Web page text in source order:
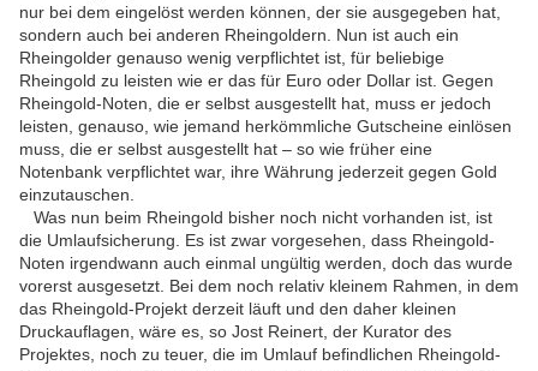
nur bei dem eingelöst werden können, der sie ausgegeben hat,
sondern auch bei anderen Rheingoldern. Nun ist auch ein
Rheingolder genauso wenig verpflichtet ist, für beliebige
Rheingold zu leisten wie er das für Euro oder Dollar ist. Gegen
Rheingold-Noten, die er selbst ausgestellt hat, muss er jedoch
leisten, genauso, wie jemand herkömmliche Gutscheine einlösen
muss, die er selbst ausgestellt hat – so wie früher eine
Notenbank verpflichtet war, ihre Währung jederzeit gegen Gold
einzutauschen.
Was nun beim Rheingold bisher noch nicht vorhanden ist, ist
die Umlaufsicherung. Es ist zwar vorgesehen, dass Rheingold-
Noten irgendwann auch einmal ungültig werden, doch das wurde
vorerst ausgesetzt. Bei dem noch relativ kleinem Rahmen, in dem
das Rheingold-Projekt derzeit läuft und den daher kleinen
Druckauflagen, wäre es, so Jost Reinert, der Kurator des
Projektes, noch zu teuer, die im Umlauf befindlichen Rheingold-